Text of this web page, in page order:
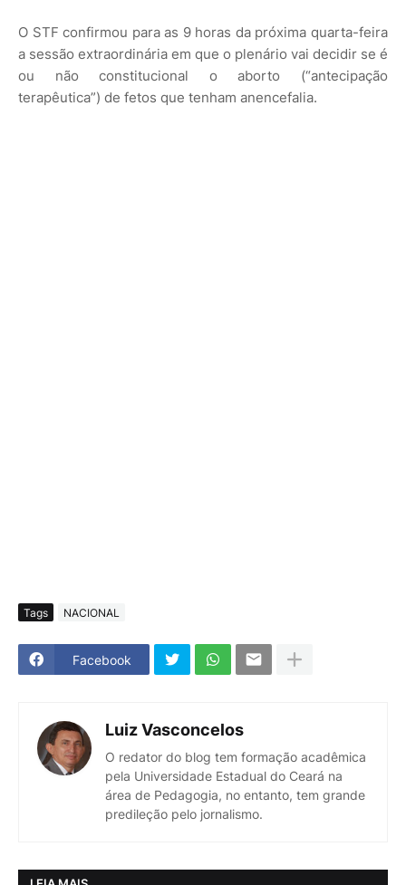
O STF confirmou para as 9 horas da próxima quarta-feira
a sessão extraordinária em que o plenário vai decidir se é
ou não constitucional o aborto (“antecipação
terapêutica”) de fetos que tenham anencefalia.
Tags NACIONAL
Facebook
Luiz Vasconcelos
O redator do blog tem formação acadêmica
pela Universidade Estadual do Ceará na
área de Pedagogia, no entanto, tem grande
predileção pelo jornalismo.